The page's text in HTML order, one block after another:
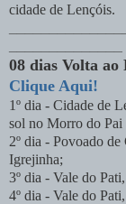
cidade de Lençóis.
08 dias Volta
Clique Aqui!
1º dia - Cidade de
sol no Morro do Pai
2º dia - Povoado
Igrejinha;
3º dia - Vale do
4º dia - Vale do